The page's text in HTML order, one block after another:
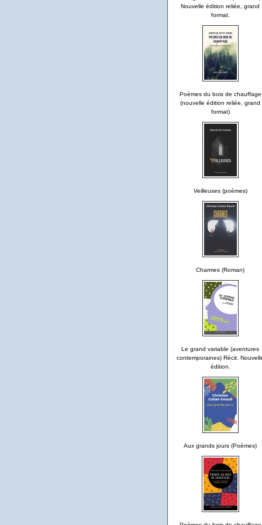
Nouvelle édition reliée, grand
format.
Poèmes du bois de chauffage
(nouvelle édition reliée, grand
format)
Veilleuses (poèmes)
Charmes (Roman)
Le grand variable (aventures
contemporaines) Récit.
édition.
Aux grands jours (Poèmes)